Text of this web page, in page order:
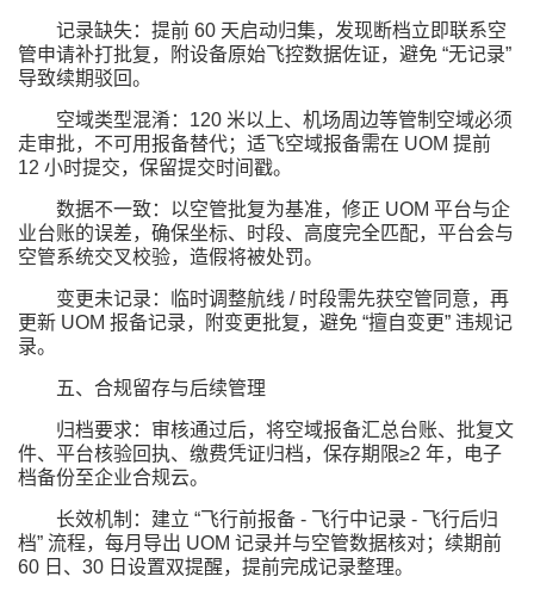
记录缺失：提前 60 天启动归集，发现断档立即联系空
管申请补打批复，附设备原始飞控数据佐证，避免 “无记录”
导致续期驳回。
空域类型混淆：120 米以上、机场周边等管制空域必须
走审批，不可用报备替代；适飞空域报备需在 UOM 提前
12 小时提交，保留提交时间戳。
数据不一致：以空管批复为基准，修正 UOM 平台与企
业台账的误差，确保坐标、时段、高度完全匹配，平台会与
空管系统交叉校验，造假将被处罚。
变更未记录：临时调整航线 / 时段需先获空管同意，再
更新 UOM 报备记录，附变更批复，避免 “擅自变更” 违规记
录。
五、合规留存与后续管理
归档要求：审核通过后，将空域报备汇总台账、批复文
件、平台核验回执、缴费凭证归档，保存期限≥2 年，电子
档备份至企业合规云。
长效机制：建立 “飞行前报备 - 飞行中记录 - 飞行后归
档” 流程，每月导出 UOM 记录并与空管数据核对；续期前
60 日、30 日设置双提醒，提前完成记录整理。